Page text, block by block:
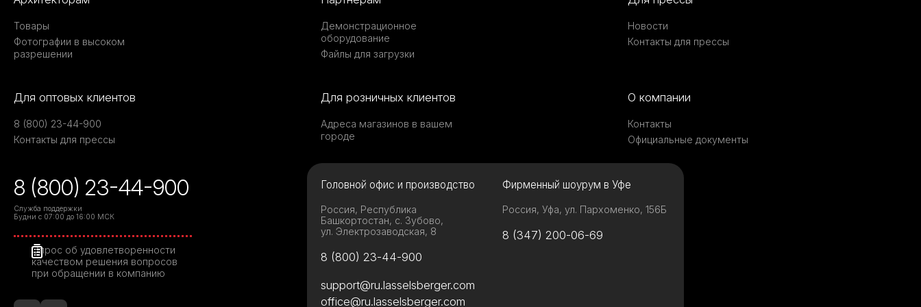
Товары
Фотографии в высоком
разрешении
Демонстрационное
оборудование
Файлы для загрузки
Новости
Контакты для прессы
Для оптовых клиентов
8 (800) 23-44-900
Контакты для прессы
Для розничных клиентов
Адреса магазинов в вашем
городе
О компании
Контакты
Официальные документы
8 (800) 23-44-900
Служба поддержки
Будни с 07:00 до 16:00 МСК
Опрос об удовлетворенности
качеством решения вопросов
при обращении в компанию
Головной офис и производство
Россия, Республика
Башкортостан, с. Зубово,
ул. Электрозаводская, 8
8 (800) 23-44-900
Фирменный шоурум в Уфе
Россия, Уфа, ул. Пархоменко, 156Б
8 (347) 200-06-69
support@ru.lasselsberger.com
office@ru.lasselsberger.com